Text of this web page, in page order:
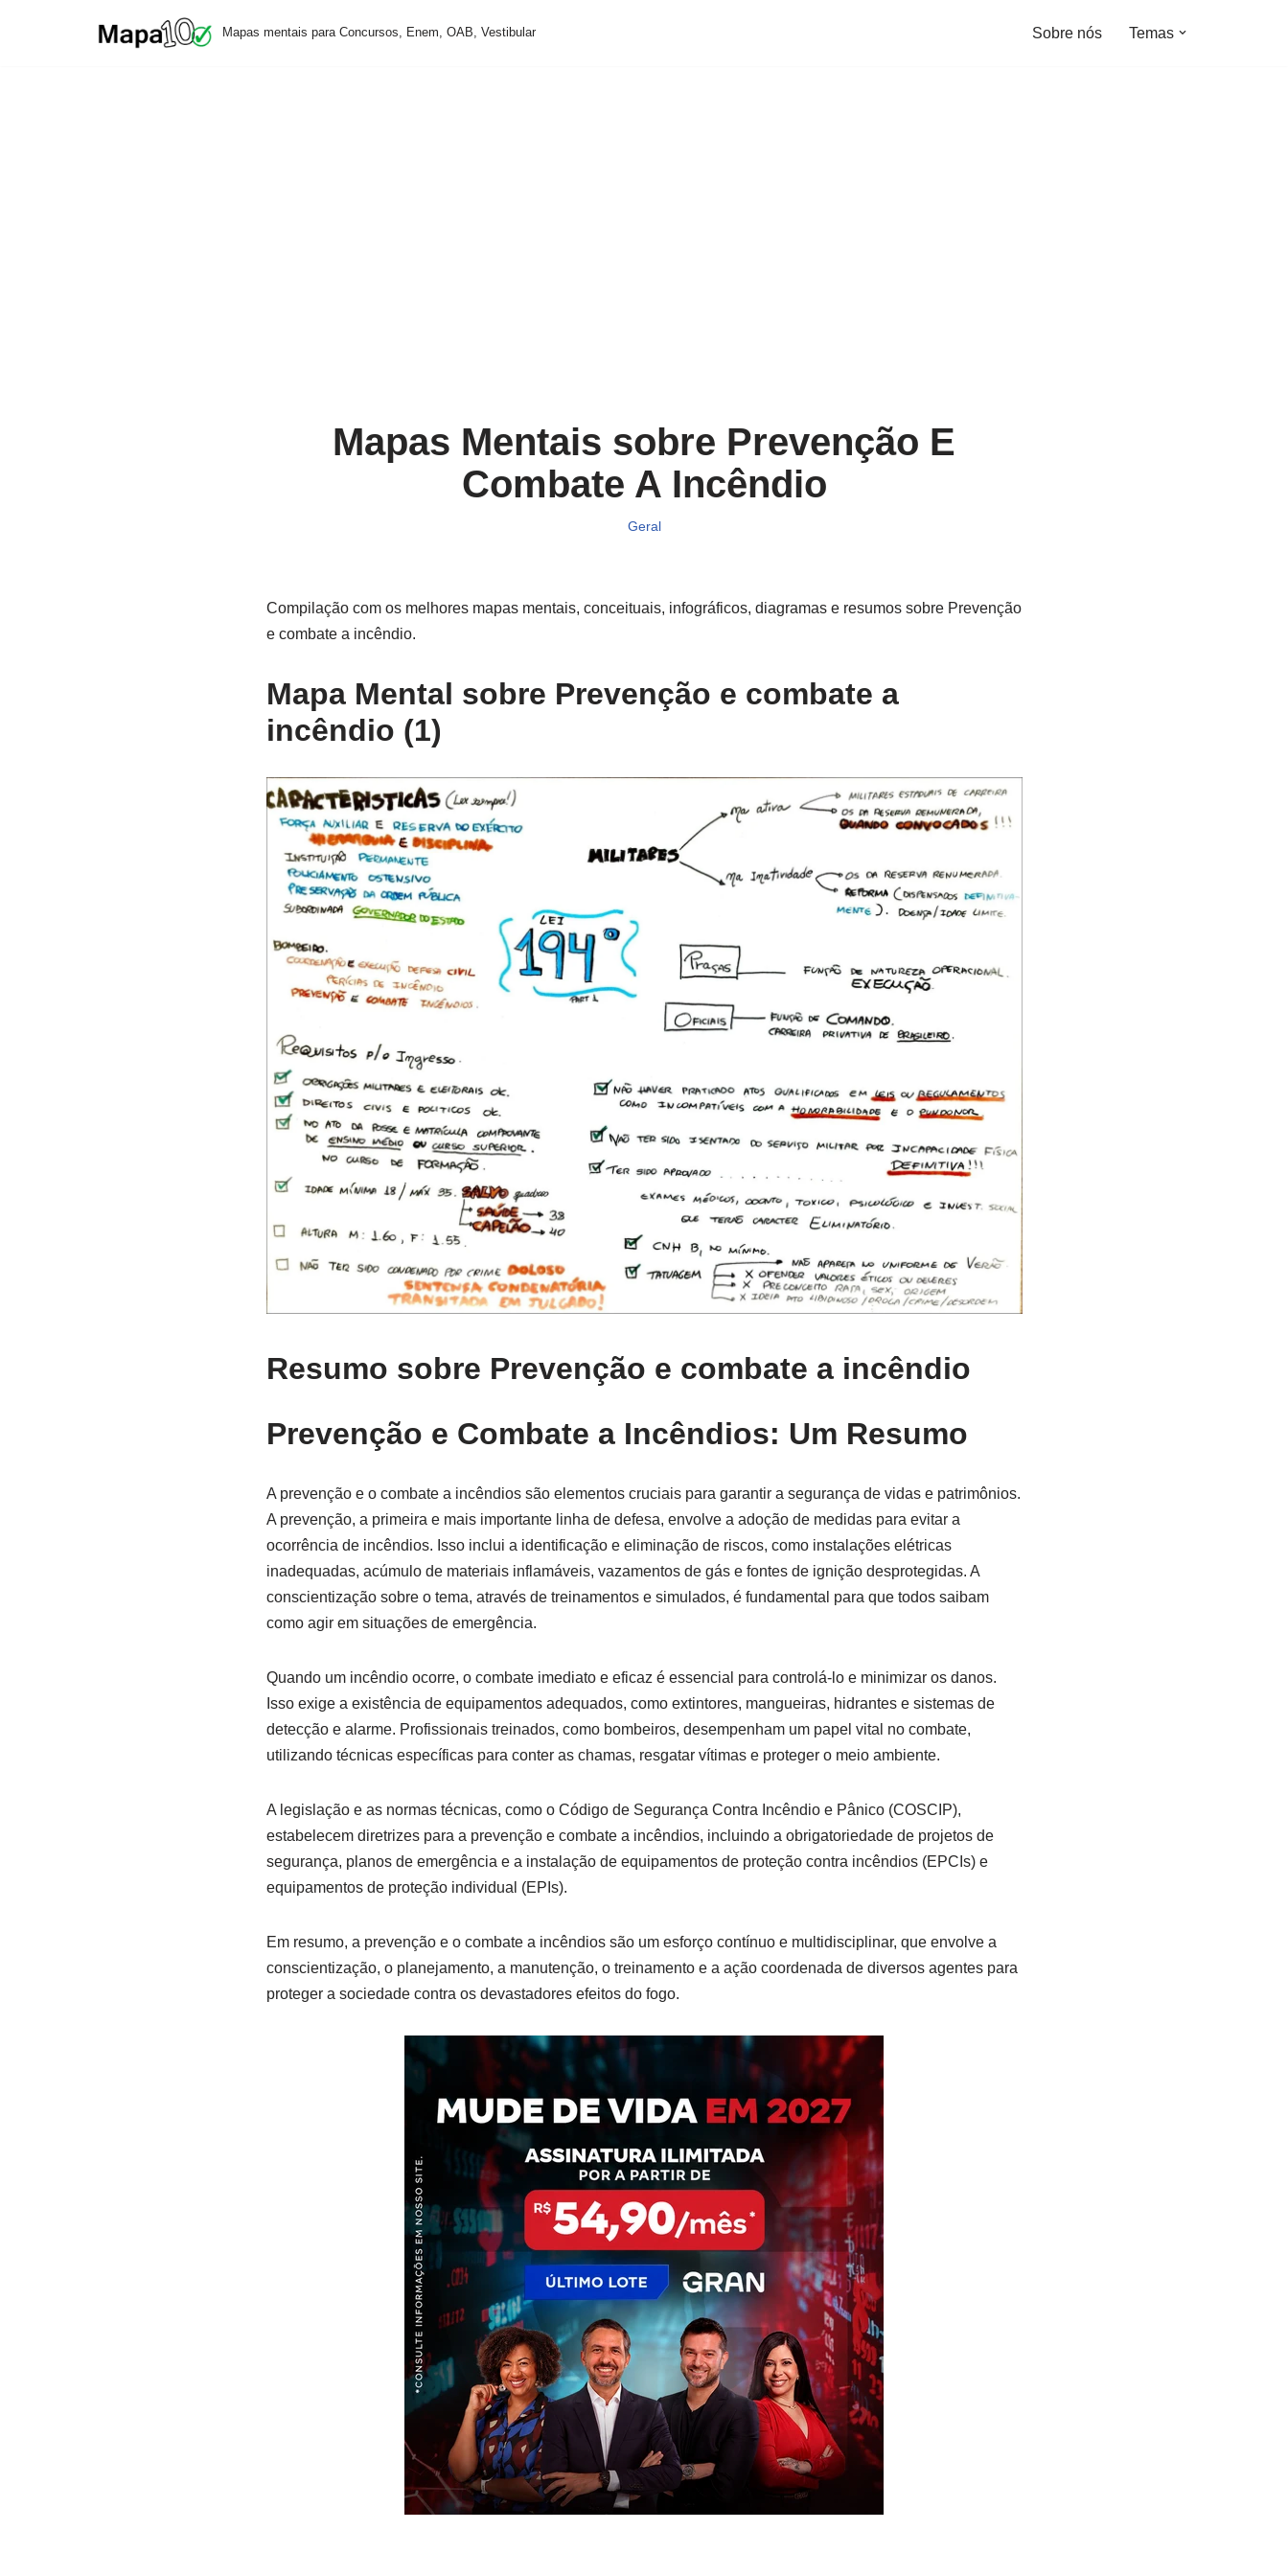
Mapas mentais para Concursos, Enem, OAB, Vestibular Sobre nós Temas
Mapas Mentais sobre Prevenção E
Combate A Incêndio
Geral
Compilação com os melhores mapas mentais, conceituais, infográficos, diagramas e resumos sobre Prevenção
e combate a incêndio.
Mapa Mental sobre Prevenção e combate a
incêndio (1)
Resumo sobre Prevenção e combate a incêndio
Prevenção e Combate a Incêndios: Um Resumo
A prevenção e o combate a incêndios são elementos cruciais para garantir a segurança de vidas e patrimônios.
A prevenção, a primeira e mais importante linha de defesa, envolve a adoção de medidas para evitar a
ocorrência de incêndios. Isso inclui a identificação e eliminação de riscos, como instalações elétricas
inadequadas, acúmulo de materiais inflamáveis, vazamentos de gás e fontes de ignição desprotegidas. A
conscientização sobre o tema, através de treinamentos e simulados, é fundamental para que todos saibam
como agir em situações de emergência.
Quando um incêndio ocorre, o combate imediato e eficaz é essencial para controlá-lo e minimizar os danos.
Isso exige a existência de equipamentos adequados, como extintores, mangueiras, hidrantes e sistemas de
detecção e alarme. Profissionais treinados, como bombeiros, desempenham um papel vital no combate,
utilizando técnicas específicas para conter as chamas, resgatar vítimas e proteger o meio ambiente.
A legislação e as normas técnicas, como o Código de Segurança Contra Incêndio e Pânico (COSCIP),
estabelecem diretrizes para a prevenção e combate a incêndios, incluindo a obrigatoriedade de projetos de
segurança, planos de emergência e a instalação de equipamentos de proteção contra incêndios (EPCIs) e
equipamentos de proteção individual (EPIs).
Em resumo, a prevenção e o combate a incêndios são um esforço contínuo e multidisciplinar, que envolve a
conscientização, o planejamento, a manutenção, o treinamento e a ação coordenada de diversos agentes para
proteger a sociedade contra os devastadores efeitos do fogo.